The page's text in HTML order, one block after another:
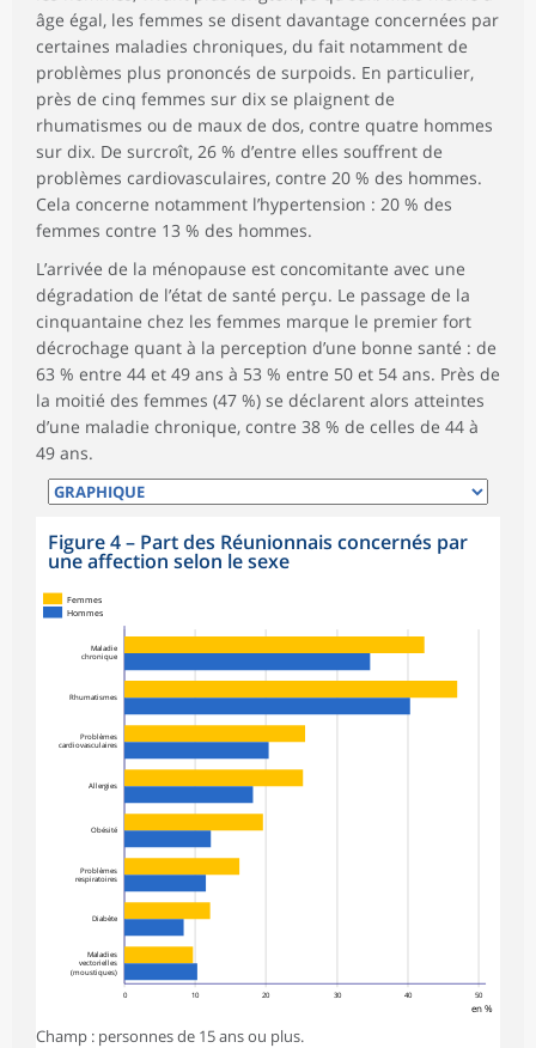
âge égal, les femmes se disent davantage concernées par
certaines maladies chroniques, du fait notamment de
problèmes plus prononcés de surpoids. En particulier,
près de cinq femmes sur dix se plaignent de
rhumatismes ou de maux de dos, contre quatre hommes
sur dix. De surcroît, 26 % d’entre elles souffrent de
problèmes cardiovasculaires, contre 20 % des hommes.
Cela concerne notamment l’hypertension : 20 % des
femmes contre 13 % des hommes.
L’arrivée de la ménopause est concomitante avec une
dégradation de l’état de santé perçu. Le passage de la
cinquantaine chez les femmes marque le premier fort
décrochage quant à la perception d’une bonne santé : de
63 % entre 44 et 49 ans à 53 % entre 50 et 54 ans. Près de
la moitié des femmes (47 %) se déclarent alors atteintes
d’une maladie chronique, contre 38 % de celles de 44 à
49 ans.
Figure 4– Part des Réunionnais concernés par
une affection selon le sexe
0 10 20 30 40 50
en %
Maladie
chronique
Rhumatismes
Problèmes
cardiovasculaires
Allergies
Obésité
Problèmes
respiratoires
Diabète
Maladies
vectorielles
(moustiques)
Femmes
Hommes
Champ : personnes de 15 ans ou plus.